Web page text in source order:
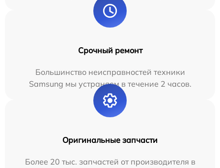
Срочный ремонт
Большинство неисправностей техники
Samsung мы устраняем в течение 2 часов.
Оригинальные запчасти
Более 20 тыс. запчастей от производителя в